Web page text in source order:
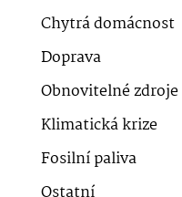
Chytrá domácnost
Doprava
Obnovitelné zdroje
Klimatická krize
Fosilní paliva